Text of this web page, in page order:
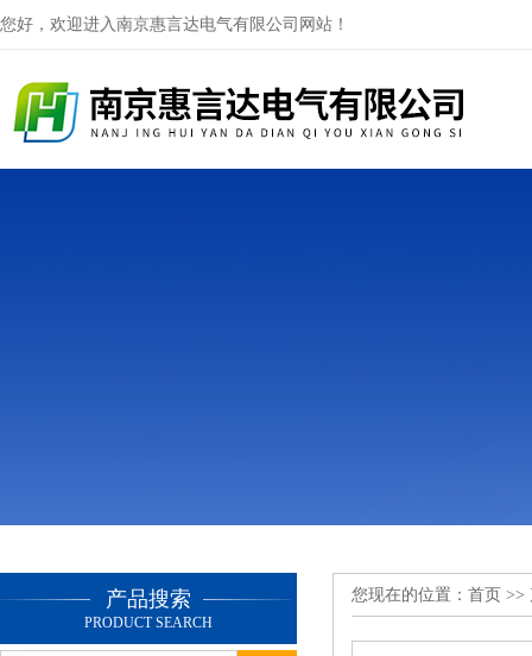
您好，欢迎进入南京惠言达电气有限公司网站！
产品搜索
PRODUCT SEARCH
您现在的位置： 首页 >>